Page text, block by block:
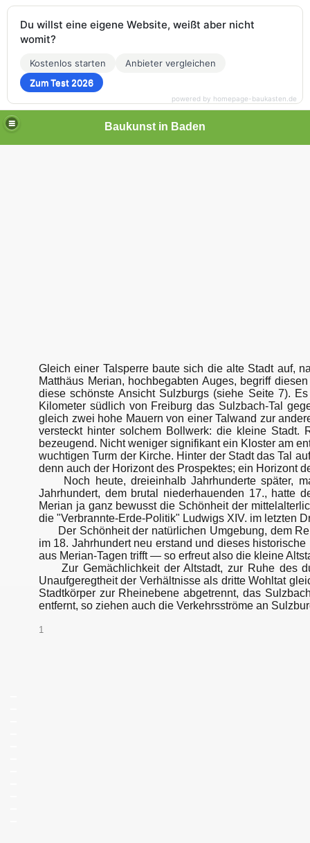
Baukunst in Baden
Gleich einer Talsperre baute sich die alte Stadt auf,
Matthäus Merian, hochbegabten Auges, begriff
diese schönste Ansicht Sulzburgs (siehe Seite 7).
Kilometer südlich von Freiburg das Sulzbach-Tal
gleich zwei hohe Mauern von einer Talwand zur
versteckt hinter solchem Bollwerk: die kleine Stadt.
bezeugend. Nicht weniger signifikant ein Kloster am
wuchtigen Turm der Kirche. Hinter der Stadt das Tal
denn auch der Horizont des Prospektes; ein Horizont
Noch heute, dreieinhalb Jahrhunderte später,
Jahrhundert, dem brutal niederhauenden 17., hatte
Merian ja ganz bewusst die Schönheit der
die "Verbrannte-Erde-Politik" Ludwigs XIV. im letzten
Der Schönheit der natürlichen Umgebung, dem
im 18. Jahrhundert neu erstand und dieses
aus Merian-Tagen trifft — so erfreut also die kleine
Zur Gemächlichkeit der Altstadt, zur Ruhe des
Unaufgeregtheit der Verhältnisse als dritte Wohltat
Stadtkörper zur Rheinebene abgetrennt, das
entfernt, so ziehen auch die Verkehrsströme an
1
Du willst eine eigene Website, weißt aber nicht
womit?
Kostenlos starten
Anbieter vergleichen
Zum Test 2026
powered by homepage-baukasten.de